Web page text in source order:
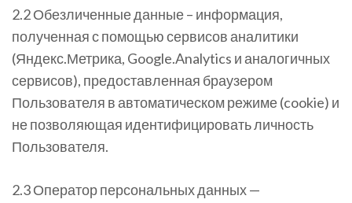
2.2 Обезличенные данные – информация,
полученная с помощью сервисов аналитики
(Яндекс.Метрика, Google.Analytics и аналогичных
сервисов), предоставленная браузером
Пользователя в автоматическом режиме (cookie) и
не позволяющая идентифицировать личность
Пользователя.
2.3 Оператор персональных данных —